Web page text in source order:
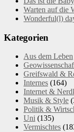
Warten auf die
Wonderful(l)
Kategorien
Aus dem Leben
Greifswald &
Internes (164)
Internet &
Musik & Style
Politik &
Uni (135)
Vermischtes